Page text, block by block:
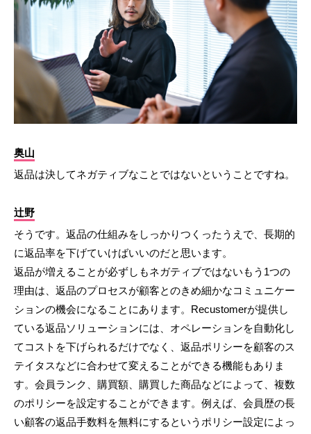
奥山
返品は決してネガティブなことではないということですね。
辻野
そうです。返品の仕組みをしっかりつくったうえで、長期的
に返品率を下げていけばいいのだと思います。
返品が増えることが必ずしもネガティブではないもう1つの
理由は、返品のプロセスが顧客とのきめ細かなコミュニケー
ションの機会になることにあります。Recustomerが提供し
ている返品ソリューションには、オペレーションを自動化し
てコストを下げられるだけでなく、返品ポリシーを顧客のス
テイタスなどに合わせて変えることができる機能もありま
す。会員ランク、購買額、購買した商品などによって、複数
のポリシーを設定することができます。例えば、会員歴の長
い顧客の返品手数料を無料にするというポリシー設定によっ